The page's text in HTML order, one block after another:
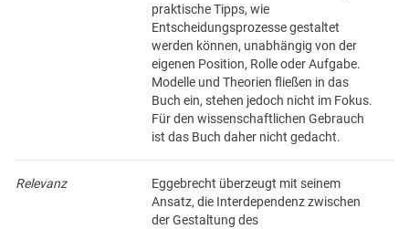
praktische Tipps, wie
Entscheidungsprozesse gestaltet
werden können, unabhängig von der
eigenen Position, Rolle oder Aufgabe.
Modelle und Theorien fließen in das
Buch ein, stehen jedoch nicht im Fokus.
Für den wissenschaftlichen Gebrauch
ist das Buch daher nicht gedacht.
Relevanz
Eggebrecht überzeugt mit seinem
Ansatz, die Interdependenz zwischen
der Gestaltung des